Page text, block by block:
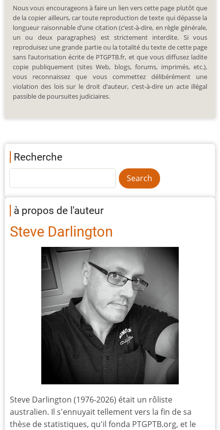
Nous vous encourageons à faire un lien vers cette page plutôt que
de la copier ailleurs, car toute reproduction de texte qui dépasse la
longueur raisonnable d’une citation (c’est-à-dire, en règle générale,
un ou deux paragraphes) est strictement interdite. Si vous
reproduisez une grande partie ou la totalité du texte de cette page
sans l’autorisation écrite de PTGPTB.fr, et que vous diffusez ladite
copie publiquement (sites Web, blogs, forums, imprimés, etc.),
vous reconnaissez que vous commettez délibérément une
violation des lois sur le droit d’auteur, c’est-à-dire un acte illégal
passible de poursuites judiciaires.
Recherche
à propos de l'auteur
Steve Darlington
Steve Darlington (1976-2026) était un rôliste
australien. Il s'ennuyait tellement vers la fin de sa
thèse de statistiques, qu'il fonda PTGPTB.org, et le